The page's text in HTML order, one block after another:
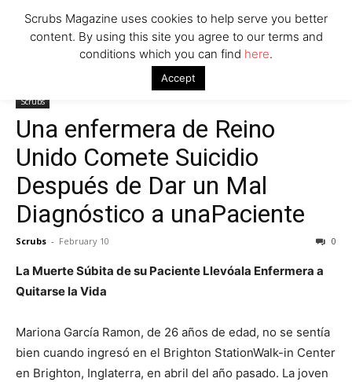
Una enfermera de Reino Unido Comete Suicidio
Después de Dar un Mal Diagnóstico a unaPaciente
Scrubs
Una enfermera de Reino
Unido Comete Suicidio
Después de Dar un Mal
Diagnóstico a unaPaciente
Scrubs - February 10 0
La Muerte Súbita de su Paciente Llevóala Enfermera a
Quitarse la Vida
Mariona García Ramon, de 26 años de edad, no se sentía
bien cuando ingresó en el Brighton StationWalk-in Center
en Brighton, Inglaterra, en abril del año pasado. La joven
Scrubs Magazine uses cookies to help serve you better
content. By using this site you agree to our terms and
conditions which you can find here.
Accept